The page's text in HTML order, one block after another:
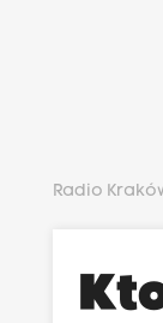
Radio